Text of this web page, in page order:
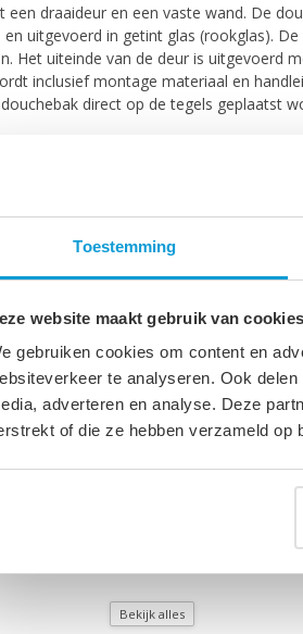
Toestemming
website maakt gebruik van cookies
gebruiken cookies om content en
te analyseren. Ook
adverteren en analyse. Deze
of die ze hebben verzameld op
draaideur en een vaste wand. De
uitgevoerd in getint glas (rookglas).
Het uiteinde van de deur is uitgevoerd
inclusief montage materiaal en
direct op de tegels geplaatst
inbegrepen.
inclusief profiel is circa 97,5 x
100 x 100 x 190 cm
6mm dik veiligheidsglas
Getint
57 kg
Zowel links als rechts
Bekijk alles